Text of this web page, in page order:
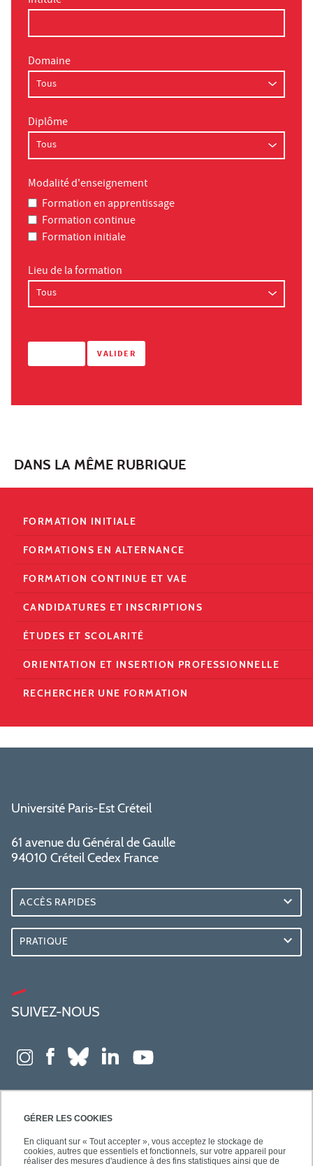
GÉRER LES COOKIES
En cliquant sur « Tout accepter », vous acceptez le stockage de
cookies, autres que essentiels et fonctionnels, sur votre appareil pour
réaliser des mesures d'audience à des fins statistiques ainsi que de
Domaine
Diplôme
Modalité d'enseignement
Formation en apprentissage
Formation continue
Formation initiale
Lieu de la formation
DANS LA MÊME RUBRIQUE
FORMATION INITIALE
FORMATIONS EN ALTERNANCE
FORMATION CONTINUE ET VAE
CANDIDATURES ET INSCRIPTIONS
ÉTUDES ET SCOLARITÉ
ORIENTATION ET INSERTION PROFESSIONNELLE
RECHERCHER UNE FORMATION
Université Paris-Est Créteil
61 avenue du Général de Gaulle
94010 Créteil Cedex France
ACCÈS RAPIDES
PRATIQUE
SUIVEZ-NOUS